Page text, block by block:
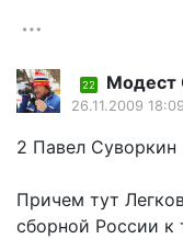
22 Модест
26.11.2009 18:09
2 Павел Суворкин
Причем тут
сборной России к